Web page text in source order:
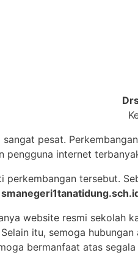
pesat.
pengguna internet
perkembangan tersebut.
website resmi sekolah
itu, semoga
bermanfaat atas